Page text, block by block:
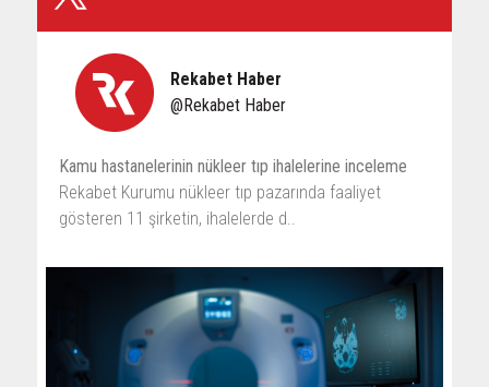
Rekabet Haber
@Rekabet Haber
Kamu hastanelerinin nükleer tıp ihalelerine inceleme
Rekabet Kurumu nükleer tıp pazarında faaliyet
gösteren 11 şirketin, ihalelerde d..